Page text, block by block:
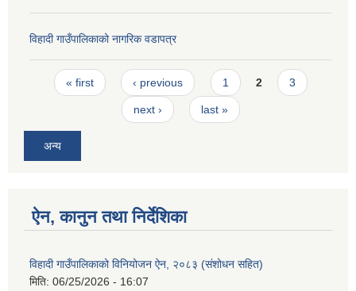
विहादी गाउँपालिकाको नागरिक वडापत्र
Pages
« first ‹ previous 1 2 3
next › last »
अन्य
ऐन, कानुन तथा निर्देशिका
विहादी गाउँपालिकाको विनियोजन ऐन, २०८३ (संशोधन सहित)
मिति: 06/25/2026 - 16:07